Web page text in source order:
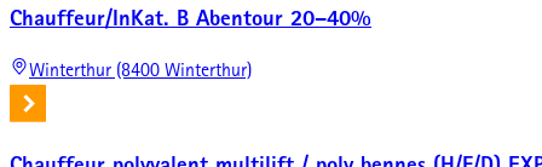
Chauffeur/InKat. B Abentour 20–40%
Winterthur (8400 Winterthur)